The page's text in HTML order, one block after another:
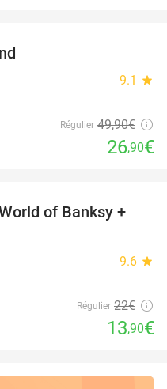
9.1 star
Régulier 49,90€
26,90€
37%
of Banksy +
9.6 star
Régulier 22€
13,90€